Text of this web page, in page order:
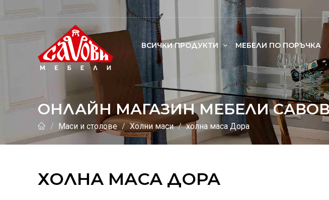
ВСИЧКИ ПРОДУКТИ MЕБЕЛИ ПО ПОРЪЧКА
ОНЛАЙН МАГАЗИН МЕБЕЛИ
Маси и столове Холни маси холна маса Дора
ХОЛНА МАСА ДОРА